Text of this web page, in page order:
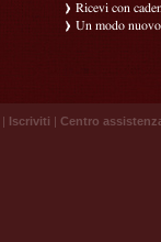
Ricevi con
Un modo
| Iscriviti | Centro